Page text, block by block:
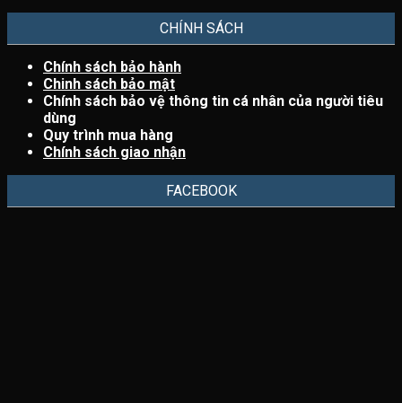
CHÍNH SÁCH
Chính sách bảo hành
Chinh sách bảo mật
Chính sách bảo vệ thông tin cá nhân của người tiêu
dùng
Quy trình mua hàng
Chính sách giao nhận
FACEBOOK